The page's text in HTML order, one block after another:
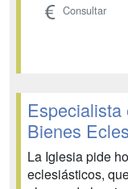
Consultar
Bienes
La Iglesia pide
eclesiásticos,